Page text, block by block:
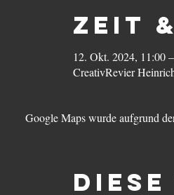
Zeit
12. Okt. 2024, 11:00
CreativRevier
Google Maps wurde aufgrund